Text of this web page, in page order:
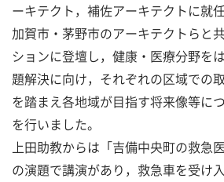
ーキテクト，補佐アーキテクトに就
加賀市・茅野市のアーキテクトらと
ションに登壇し，健康・医療分野を
題解決に向け，それぞれの区域での
を踏まえ各地域が目指す将来像等に
を行いました。
上田助教からは「吉備中央町の救急
の演題で講演があり，救急車を受け